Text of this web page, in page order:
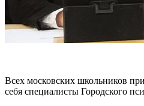
Всех московских школьников
себя специалисты Городского